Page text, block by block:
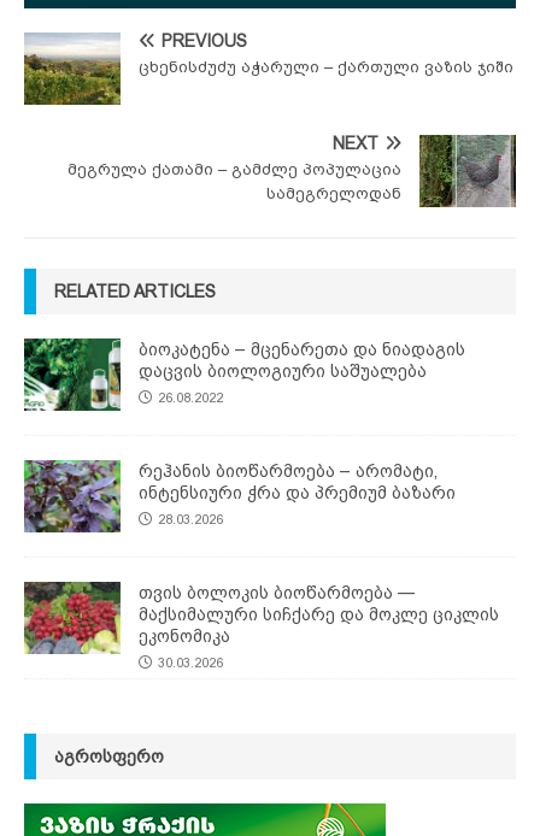
PREVIOUS
ცხენისძუძუ აჭარული – ქართული ვაზის ჯიში
NEXT
მეგრულა ქათამი – გამძლე პოპულაცია
სამეგრელოდან
RELATED ARTICLES
ბიოკატენა – მცენარეთა და ნიადაგის
დაცვის ბიოლოგიური საშუალება
26.08.2022
რეჰანის ბიოწარმოება – არომატი,
ინტენსიური ჭრა და პრემიუმ ბაზარი
28.03.2026
თვის ბოლოკის ბიოწარმოება —
მაქსიმალური სიჩქარე და მოკლე ციკლის
ეკონომიკა
30.03.2026
ᲐᲒᲠᲝᲡᲤᲔᲠᲝ